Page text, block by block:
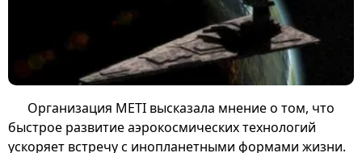
Организация METI высказала мнение о том, что
быстрое развитие аэрокосмических технологий
ускоряет встречу с инопланетными формами жизни.